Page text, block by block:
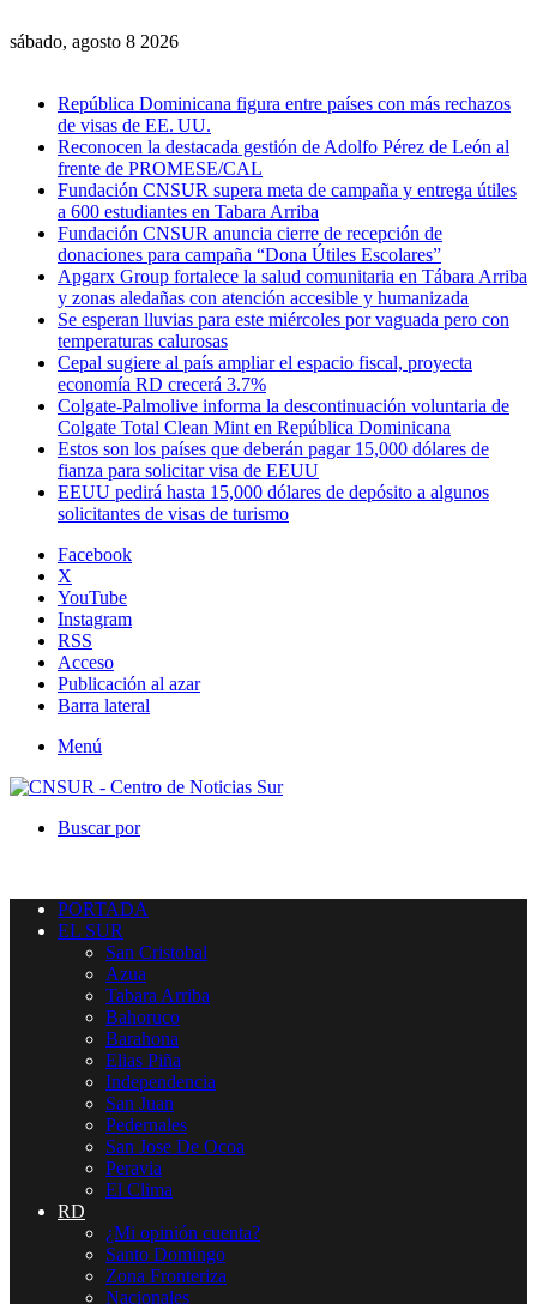
sábado, agosto 8 2026
República Dominicana figura entre países con más rechazos
de visas de EE. UU.
Reconocen la destacada gestión de Adolfo Pérez de León al
frente de PROMESE/CAL
Fundación CNSUR supera meta de campaña y entrega útiles
a 600 estudiantes en Tabara Arriba
Fundación CNSUR anuncia cierre de recepción de
donaciones para campaña “Dona Útiles Escolares”
Apgarx Group fortalece la salud comunitaria en Tábara Arriba
y zonas aledañas con atención accesible y humanizada
Se esperan lluvias para este miércoles por vaguada pero con
temperaturas calurosas
Cepal sugiere al país ampliar el espacio fiscal, proyecta
economía RD crecerá 3.7%
Colgate-Palmolive informa la descontinuación voluntaria de
Colgate Total Clean Mint en República Dominicana
Estos son los países que deberán pagar 15,000 dólares de
fianza para solicitar visa de EEUU
EEUU pedirá hasta 15,000 dólares de depósito a algunos
solicitantes de visas de turismo
Facebook
X
YouTube
Instagram
RSS
Acceso
Publicación al azar
Barra lateral
Menú
Buscar por
PORTADA
EL SUR
San Cristobal
Azua
Tabara Arriba
Bahoruco
Barahona
Elias Piña
Independencia
San Juan
Pedernales
San Jose De Ocoa
Peravia
El Clima
RD
¿Mi opinión cuenta?
Santo Domingo
Zona Fronteriza
Nacionales